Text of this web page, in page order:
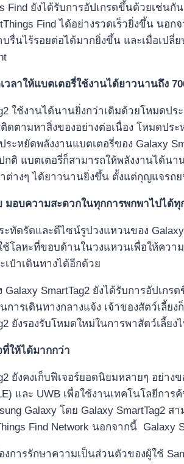
Find ยังได้รับการอัปเกรดขึ้นด้วยเช่น
Find ได้อย่างรวดเร็วยิ่งขึ้น น
รื่นไร้รอยต่อได้มากยิ่งขึ้น และเมื่อเปลี่
วลาให้แบตเตอรี่ใช้งานได้ยาวนานถึง
ใช้งานได้นานยิ่งกว่าเดิมด้วยโหมด
ติดตามหาสิ่งของอย่างต่อเนื่อง โหมดป
ะหยัดพลังงานแบตเตอรี่ของ Galaxy
ติ แบตเตอรี่ก็สามารถให้พลังงานได้น
ต่างๆ ได้ยาวนานยิ่งขึ้น ตั้งแต่กุญแจรถ
อบความสะดวกในทุกการพกพาไปได้ทุ
ะทัดรัดและดีไซน์รูปวงแหวนของ
โลหะที่ขอบด้านในวงแหวนเพื่อให้ควา
เป๋าเดินทางได้อีกด้วย
SmartTag2 ยังได้รับการอัปเก
การเดินทางกลางแจ้ง เจ้าของสัตว์เลี้
ยังรองรับโหมดใหม่ในการพาสัตว์เลี้
ให้ได้มากกว่า
ยังคงเก็บฟีเจอร์ยอดนิยมหลายๆ อย่า
และ UWB เพื่อใช้งานเทคโนโลยีกา
Galaxy โดย Galaxy SmartTag2
Find Network นอกจากนี้ Galaxy
งการรักษาความเป็นส่วนตัวของผู้ใช้